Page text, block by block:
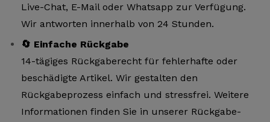
Live-Chat, E-Mail oder Whatsapp zur Verfügung.
Wir antworten innerhalb von 24 Stunden.
🔄 Einfache Rückgabe
14-tägiges Rückgaberecht für fehlerhafte oder
beschädigte Artikel. Wir gestalten den
Rückgabeprozess einfach und stressfrei. Weitere
Informationen finden Sie in unserer Rückgabe-